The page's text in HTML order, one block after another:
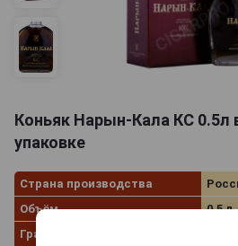
Коньяк Нарын-Кала КС 0.5л
упаковке
Страна производства
Объём
0.5 л
Градус